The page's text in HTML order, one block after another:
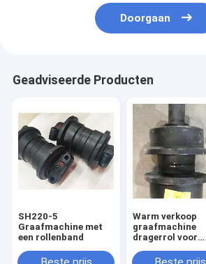
Doorgaan
Geadviseerde Producten
SH220-5
Graafmachine met
een rollenband
Warm verkoop
graafmachine
dragerrol voor